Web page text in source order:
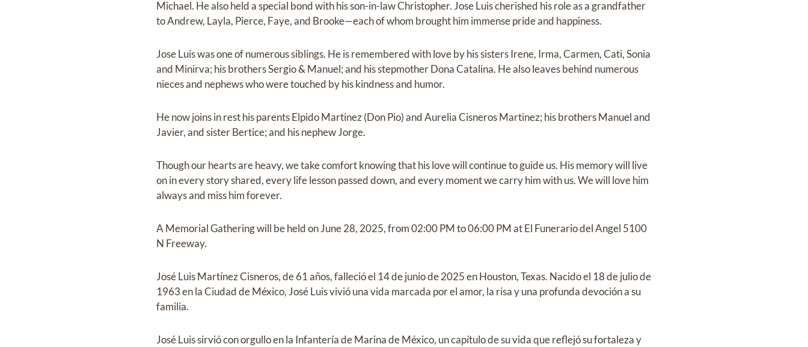
Michael. He also held a special bond with his son-in-law Christopher. Jose Luis cherished his role as a grandfather
to Andrew, Layla, Pierce, Faye, and Brooke—each of whom brought him immense pride and happiness.
Jose Luis was one of numerous siblings. He is remembered with love by his sisters Irene, Irma, Carmen, Cati, Sonia
and Minirva; his brothers Sergio & Manuel; and his stepmother Dona Catalina. He also leaves behind numerous
nieces and nephews who were touched by his kindness and humor.
He now joins in rest his parents Elpido Martinez (Don Pio) and Aurelia Cisneros Martinez; his brothers Manuel and
Javier, and sister Bertice; and his nephew Jorge.
Though our hearts are heavy, we take comfort knowing that his love will continue to guide us. His memory will live
on in every story shared, every life lesson passed down, and every moment we carry him with us. We will love him
always and miss him forever.
A Memorial Gathering will be held on June 28, 2025, from 02:00 PM to 06:00 PM at El Funerario del Angel 5100
N Freeway.
José Luis Martínez Cisneros, de 61 años, falleció el 14 de junio de 2025 en Houston, Texas. Nacido el 18 de julio de
1963 en la Ciudad de México, José Luis vivió una vida marcada por el amor, la risa y una profunda devoción a su
familia.
José Luis sirvió con orgullo en la Infantería de Marina de México, un capítulo de su vida que reflejó su fortaleza y